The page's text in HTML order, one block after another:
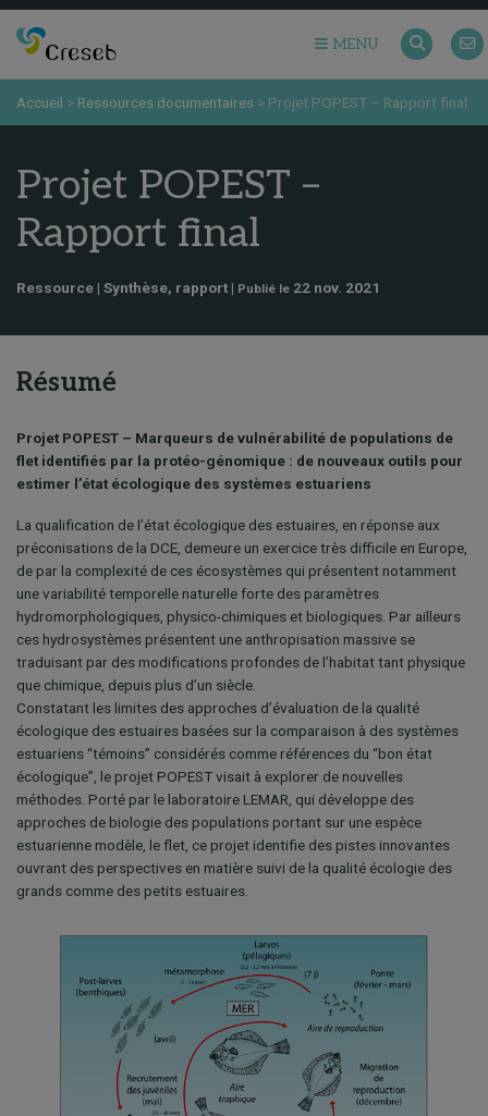
MENU
Accueil > Ressources documentaires > Projet POPEST – Rapport final
Projet POPEST –
Rapport final
Ressource | Synthèse, rapport | Publié le 22 nov. 2021
Résumé
Projet POPEST – Marqueurs de vulnérabilité de populations de
flet identifiés par la protéo-génomique : de nouveaux outils pour
estimer l’état écologique des systèmes estuariens
La qualification de l’état écologique des estuaires, en réponse aux
préconisations de la DCE, demeure un exercice très difficile en Europe,
de par la complexité de ces écosystèmes qui présentent notamment
une variabilité temporelle naturelle forte des paramètres
hydromorphologiques, physico-chimiques et biologiques. Par ailleurs
ces hydrosystèmes présentent une anthropisation massive se
traduisant par des modifications profondes de l’habitat tant physique
que chimique, depuis plus d’un siècle.
Constatant les limites des approches d’évaluation de la qualité
écologique des estuaires basées sur la comparaison à des systèmes
estuariens “témoins” considérés comme références du “bon état
écologique”, le projet POPEST visait à explorer de nouvelles
méthodes. Porté par le laboratoire LEMAR, qui développe des
approches de biologie des populations portant sur une espèce
estuarienne modèle, le flet, ce projet identifie des pistes innovantes
ouvrant des perspectives en matière suivi de la qualité écologie des
grands comme des petits estuaires.